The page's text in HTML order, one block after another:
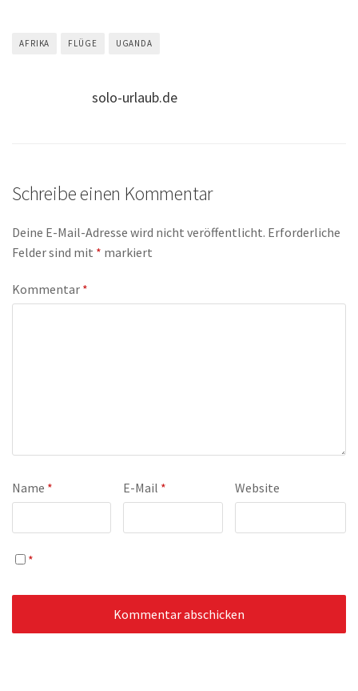
AFRIKA FLÜGE UGANDA
solo-urlaub.de
Schreibe einen Kommentar
Deine E-Mail-Adresse wird nicht veröffentlicht. Erforderliche
Felder sind mit * markiert
Kommentar *
Name * E-Mail * Website
*